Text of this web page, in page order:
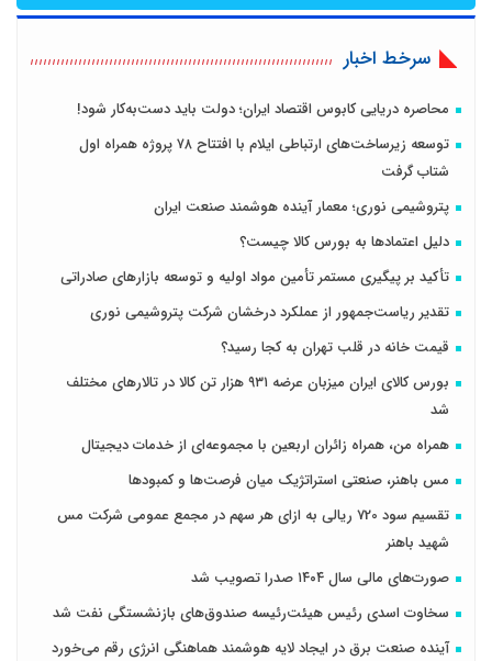
سرخط اخبار
محاصره دریایی کابوس اقتصاد ایران؛ دولت باید دست‌به‌کار شود!
توسعه زیرساخت‌های ارتباطی ایلام با افتتاح ۷۸ پروژه همراه اول
شتاب گرفت
پتروشیمی نوری؛ معمار آینده هوشمند صنعت ایران
دلیل اعتمادها به بورس کالا چیست؟
تأکید بر پیگیری مستمر تأمین مواد اولیه و توسعه بازارهای صادراتی
تقدیر ریاست‌جمهور از عملکرد درخشان شرکت پتروشیمی نوری
قیمت خانه در قلب تهران به کجا رسید؟
بورس کالای ایران میزبان عرضه ۹۳۱ هزار تن کالا در تالارهای مختلف
شد
همراه من، همراه زائران اربعین با مجموعه‌ای از خدمات دیجیتال
مس باهنر، صنعتی استراتژیک میان فرصت‌ها و کمبودها
تقسیم سود 720 ریالی به ازای هر سهم در مجمع عمومی شرکت مس
شهید باهنر
صورت‌های مالی سال ۱۴۰۴ صدرا تصویب شد
سخاوت اسدی رئیس هیئت‌رئیسه صندوق‌های بازنشستگی نفت شد
آینده صنعت برق در ایجاد لایه هوشمند هماهنگی انرژی رقم می‌خورد